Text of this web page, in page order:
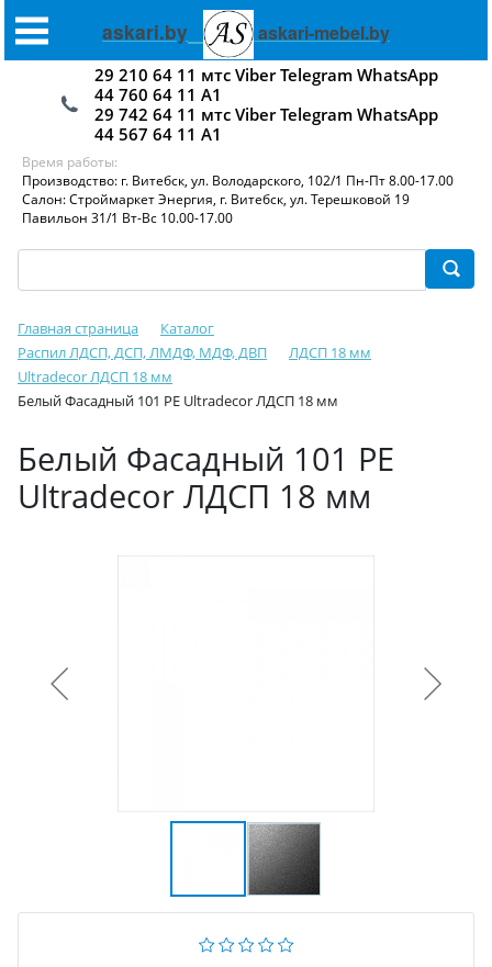
askari.by askari-mebel.by
29 210 64 11 мтс Viber Telegram WhatsApp
44 760 64 11 А1
29 742 64 11 мтс Viber Telegram WhatsApp
44 567 64 11 А1
Время работы:
Производство: г. Витебск, ул. Володарского, 102/1 Пн-Пт 8.00-17.00
Салон: Строймаркет Энергия, г. Витебск, ул. Терешковой 19
Павильон 31/1 Вт-Вс 10.00-17.00
Главная страница
Каталог
Распил ЛДСП, ДСП, ЛМДФ, МДФ, ДВП
ЛДСП 18 мм
Ultradecor ЛДСП 18 мм
Белый Фасадный 101 PE Ultradecor ЛДСП 18 мм
Белый Фасадный 101 PE
Ultradecor ЛДСП 18 мм